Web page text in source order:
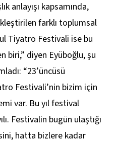
anlayışı kapsamında,
farklı toplumsal
Tiyatro Festivali ise bu
biri,” diyen Eyüboğlu, şu
“23’üncüsü
Festivali’nin bizim için
var. Bu yıl festival
Festivalin bugün ulaştığı
hatta bizlere kadar